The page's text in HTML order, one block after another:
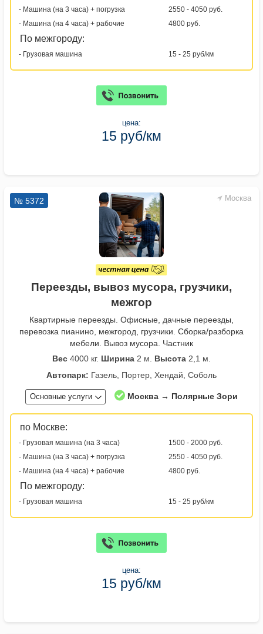
- Машина (на 3 часа) + погрузка
2550 - 4050 руб.
- Машина (на 4 часа) + рабочие
4800 руб.
По межгороду:
- Грузовая машина 15 - 25 руб/км
цена:
15 руб/км
Москва
№ 5372
Переезды, вывоз мусора, грузчики,
межгор
Квартирные переезды. Офисные, дачные переезды,
перевозка пианино, межгород, грузчики. Сборка/разборка
мебели. Вывоз мусора. Частник
Вес 4000 кг. Ширина 2 м. Высота 2,1 м.
Автопарк: Газель, Портер, Хендай, Соболь
Основные услуги Москва → Полярные Зори
по Москве:
- Грузовая машина (на 3 часа)
1500 - 2000 руб.
- Машина (на 3 часа) + погрузка
2550 - 4050 руб.
- Машина (на 4 часа) + рабочие
4800 руб.
По межгороду:
- Грузовая машина 15 - 25 руб/км
цена:
15 руб/км